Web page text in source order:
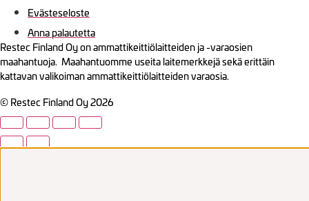
Evästeseloste
Anna palautetta
Restec Finland Oy on ammattikeittiölaitteiden ja -varaosien
maahantuoja. Maahantuomme useita laitemerkkejä sekä erittäin
kattavan valikoiman ammattikeittiölaitteiden varaosia.
© Restec Finland Oy 2026